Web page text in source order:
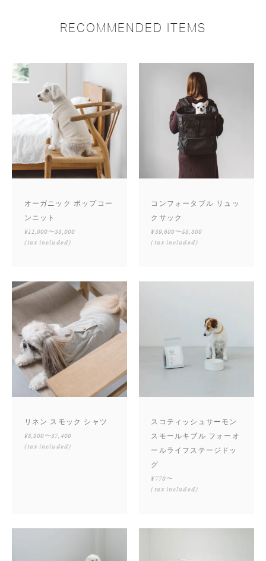
RECOMMENDED ITEMS
オーガニック ポップコー
ンニット
¥11,000〜33,000
(tax included)
コンフォータブル リュッ
クサック
¥39,600〜58,300
(tax included)
リネン スモック シャツ
¥8,800〜37,400
(tax included)
スコティッシュサーモン
スモールキブル フォーオ
ールライフステージドッ
グ
¥770〜
(tax included)